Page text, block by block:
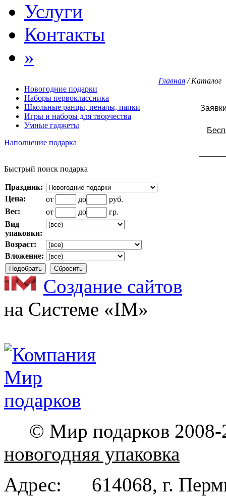
Услуги
Контакты
»
Новогодние подарки
Наборы первоклассника
Школьные ранцы, пеналы, папки
Игры и наборы для творчества
Умные гаджеты
Наполнение подарка
Быстрый поиск подарка
Праздник:
Цена:
от до
руб.
Вес:
от до
гр.
Вид
упаковки:
Возраст:
Вложение:
Главная / Каталог
Создание сайтов
на Системе «IM»
© Мир подарков
новогодняя упаковка
Адрес: 614068, г.